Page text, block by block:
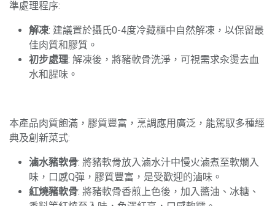
準處理程序:
解凍: 建議置於攝氏0-4度冷藏櫃中自然解凍，以保留最
佳肉質和膠質。
初步處理: 解凍後，將豬軟骨洗淨，可視需求汆燙去血
水和腥味。
本產品肉質飽滿，膠質豐富，烹調應用廣泛，能駕馭多種經
典及創新菜式:
滷水豬軟骨: 將豬軟骨放入滷水汁中慢火滷煮至軟爛入
味，口感Q彈，膠質豐富，是受歡迎的滷味。
紅燒豬軟骨: 將豬軟骨香煎上色後，加入醬油、冰糖、